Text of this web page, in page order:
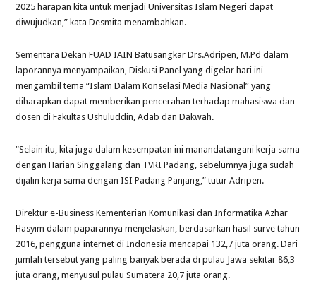
2025 harapan kita untuk menjadi Universitas Islam Negeri dapat
diwujudkan,” kata Desmita menambahkan.
Sementara Dekan FUAD IAIN Batusangkar Drs.Adripen, M.Pd dalam
laporannya menyampaikan, Diskusi Panel yang digelar hari ini
mengambil tema “Islam Dalam Konselasi Media Nasional” yang
diharapkan dapat memberikan pencerahan terhadap mahasiswa dan
dosen di Fakultas Ushuluddin, Adab dan Dakwah.
“Selain itu, kita juga dalam kesempatan ini manandatangani kerja sama
dengan Harian Singgalang dan TVRI Padang, sebelumnya juga sudah
dijalin kerja sama dengan ISI Padang Panjang,” tutur Adripen.
Direktur e-Business Kementerian Komunikasi dan Informatika Azhar
Hasyim dalam paparannya menjelaskan, berdasarkan hasil surve tahun
2016, pengguna internet di Indonesia mencapai 132,7 juta orang. Dari
jumlah tersebut yang paling banyak berada di pulau Jawa sekitar 86,3
juta orang, menyusul pulau Sumatera 20,7 juta orang.